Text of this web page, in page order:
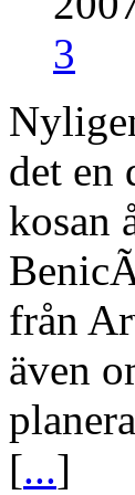
3
det en
kosan
från
även
[...]